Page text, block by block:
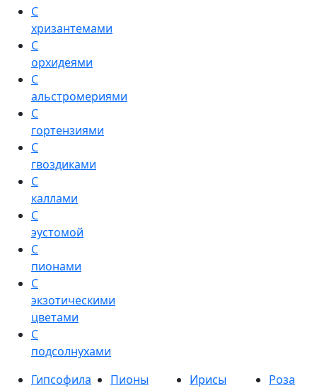
С
хризантемами
С
орхидеями
С
альстромериями
С
гортензиями
С
гвоздиками
С
каллами
С
эустомой
С
пионами
С
экзотическими
цветами
С
подсолнухами
Гипсофила
Пионы Ирисы
Роза